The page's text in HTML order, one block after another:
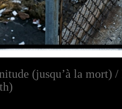
(jusqu’à la mort) /